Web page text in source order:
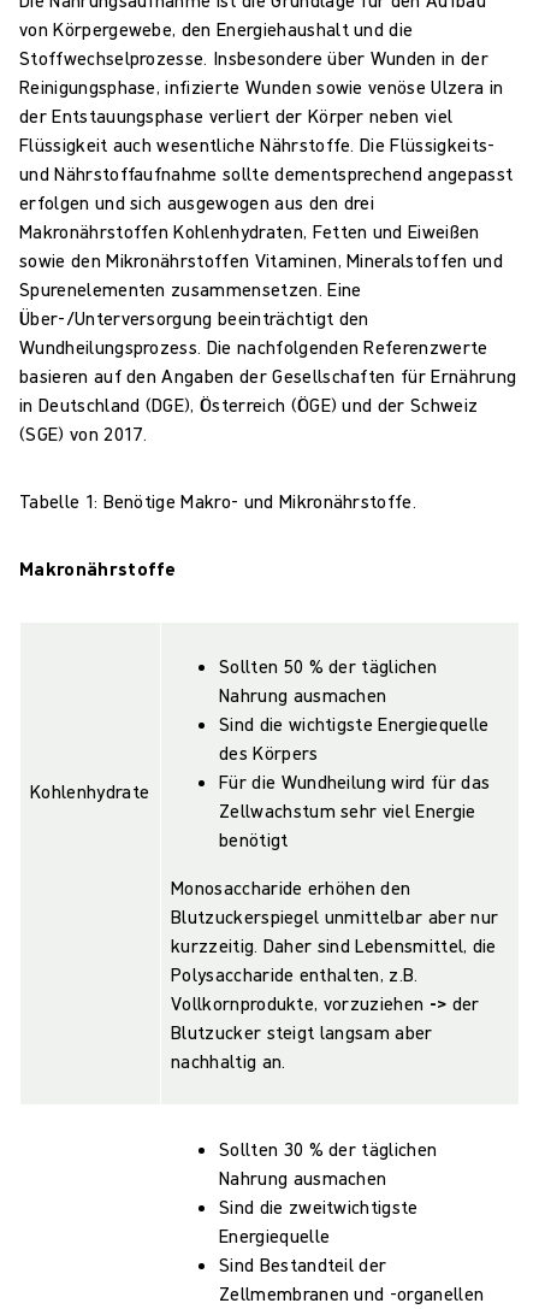
von Körpergewebe, den Energiehaushalt und die
Stoffwechselprozesse. Insbesondere über Wunden in der
Reinigungsphase, infizierte Wunden sowie venöse Ulzera in
der Entstauungsphase verliert der Körper neben viel
Flüssigkeit auch wesentliche Nährstoffe. Die Flüssigkeits-
und Nährstoffaufnahme sollte dementsprechend angepasst
erfolgen und sich ausgewogen aus den drei
Makronährstoffen Kohlenhydraten, Fetten und Eiweißen
sowie den Mikronährstoffen Vitaminen, Mineralstoffen und
Spurenelementen zusammensetzen. Eine
Über-/Unterversorgung beeinträchtigt den
Wundheilungsprozess. Die nachfolgenden Referenzwerte
basieren auf den Angaben der Gesellschaften für Ernährung
in Deutschland (DGE), Österreich (ÖGE) und der Schweiz
(SGE) von 2017.
Tabelle 1: Benötige Makro- und Mikronährstoffe.
Makronährstoffe
Kohlenhydrate
Sollten 50 % der täglichen
Nahrung ausmachen
Sind die wichtigste Energiequelle
des Körpers
Für die Wundheilung wird für das
Zellwachstum sehr viel Energie
benötigt
Monosaccharide erhöhen den
Blutzuckerspiegel unmittelbar aber nur
kurzzeitig. Daher sind Lebensmittel, die
Polysaccharide enthalten, z.B.
Vollkornprodukte, vorzuziehen -> der
Blutzucker steigt langsam aber
nachhaltig an.
Sollten 30 % der täglichen
Nahrung ausmachen
Sind die zweitwichtigste
Energiequelle
Sind Bestandteil der
Zellmembranen und -organellen